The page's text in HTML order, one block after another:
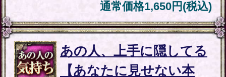
2026年8月3月追加
1万人絶賛【本音/現実/日付】48星
秘術で具体的中◆細密星読師 ミエ
ル | みのり -MINORI-
2026年7月30月追加